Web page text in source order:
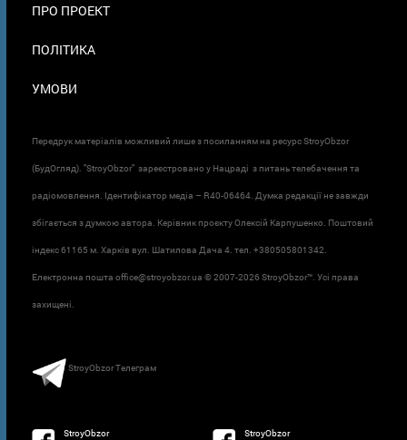
ПРО ПРОЕКТ
ПОЛІТИКА
УМОВИ
Передрук матеріалів можливий лише з посиланням на ресурс StroyObzor
(БудОгляд). "StroyObzor" зареєстровано у Нацраді з питань телебачення та
радіомовлення. Ідентифікатор медіа – R40-06464. Думка редакції не завжди
збігається з думкою автора. Керівник проєкту Олексій Карпушенко. Поштовий
індекс 61165 м. Харків вул. Шатилова Дача 4. тел. +380505801342.
Електронна пошта office@stroyobzor.ua © 2007-2026 StroyObzor™. Усі права
захищені.
StroyObzor Телеграм
StroyObzor StroyObzor